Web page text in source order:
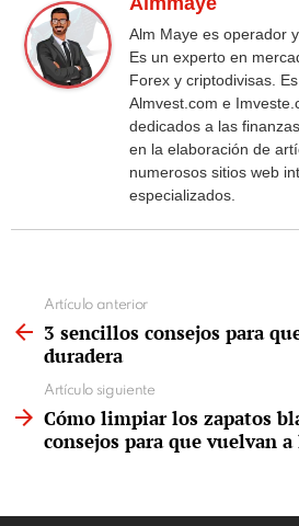
Alm Maye es operador
Es un experto en
Forex y criptodivisas.
Almvest.com e
dedicados a las
en la elaboración de
numerosos sitios web
especializados.
more
Artículo anterior
3 sencillos consejos para
duradera
Artículo siguiente
Cómo limpiar los zapatos
consejos para que vuelvan